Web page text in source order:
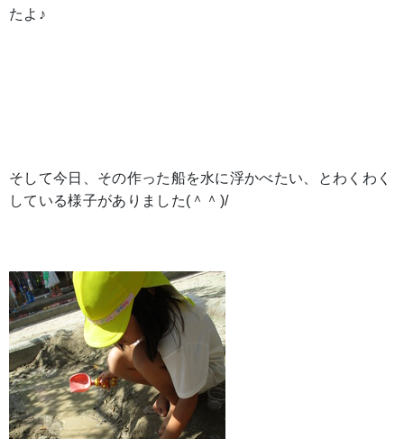
たよ♪
そして今日、その作った船を水に浮かべたい、とわくわく
している様子がありました(＾＾)/